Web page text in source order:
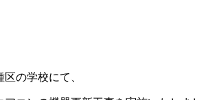
の学校にて、